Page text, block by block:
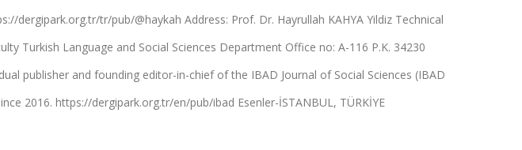
dergipark.org.tr/tr/pub/@haykah Address: Prof. Dr. Hayrullah KAHYA Yildiz Technical
Turkish Language and Social Sciences Department Office no: A-116 P.K. 34230
publisher and founding editor-in-chief of the IBAD Journal of Social Sciences (IBAD
2016. https://dergipark.org.tr/en/pub/ibad Esenler-İSTANBUL, TÜRKİYE